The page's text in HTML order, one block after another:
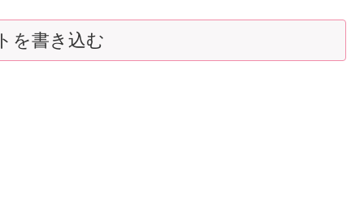
を書き込む